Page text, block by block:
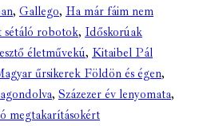
, Gallego, Ha már fáim nem
sétáló robotok, Időskorúak
életművekú, Kitaibel Pál
űrsikerek Földön és égen,
, Százezer év lenyomata,
megtakarításokért